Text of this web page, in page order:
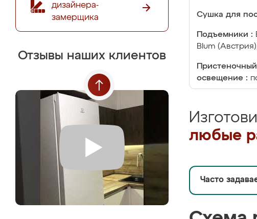
дизайнера-
замерщика
Отзывы наших клиентов
Сушка для
Подъемники :
Blum
освещение :
любые
Часто